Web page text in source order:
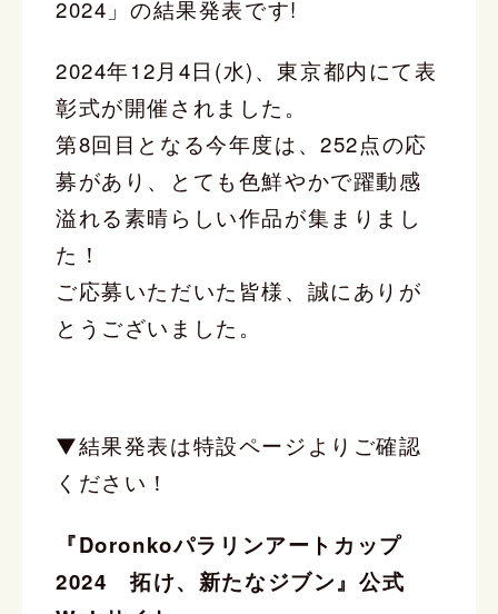
2024」の結果発表です!
2024年12月4日(水)、東京都内にて表
彰式が開催されました。
第8回目となる今年度は、252点の応
募があり、とても色鮮やかで躍動感
溢れる素晴らしい作品が集まりまし
た！
ご応募いただいた皆様、誠にありが
とうございました。
▼結果発表は特設ページよりご確認
ください！
『Doronkoパラリンアートカップ
2024 拓け、新たなジブン』公式